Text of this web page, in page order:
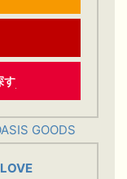
す
GOODS